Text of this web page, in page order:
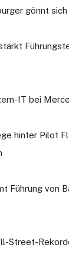
gönnt
IT bei
hinter Pilot
Führung von
Street-